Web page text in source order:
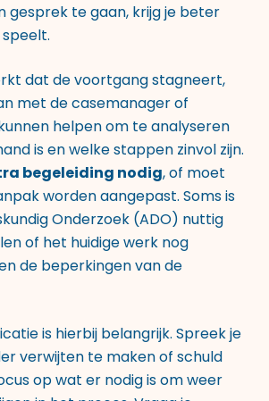
gesprek te gaan, krijg je beter
dat de voortgang stagneert,
met de casemanager of
helpen om te analyseren
is en welke stappen zinvol zijn.
begeleiding nodig, of moet
worden aangepast. Soms is
Onderzoek (ADO) nuttig
of het huidige werk nog
de beperkingen van de
is hierbij belangrijk. Spreek je
verwijten te maken of schuld
op wat er nodig is om weer